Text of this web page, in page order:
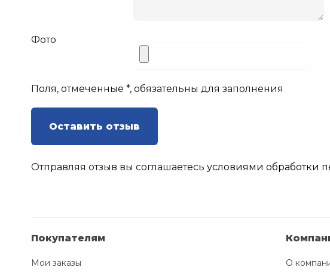
Фото
Поля, отмеченные *, обязательны для заполнения
Оставить отзыв
Отправляя отзыв вы соглашаетесь условиями обработки
Покупателям
Мои заказы О